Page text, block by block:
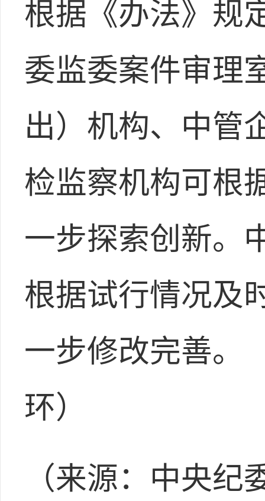
根据《办法》规
委监委案件审理
出）机构、中管
检监察机构可根
一步探索创新。
根据试行情况及
一步修改完善。
环）
（来源：中央纪